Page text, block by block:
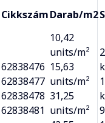
CikkszámDarab/m2
62838476
62838477
62838478
62838481
10,42
units/m²
15,63
units/m²
31,25
units/m²